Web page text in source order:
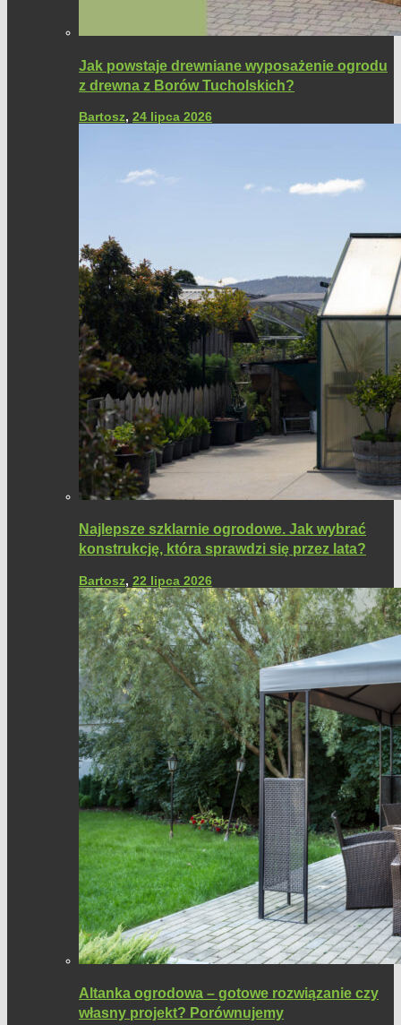
Jak powstaje drewniane wyposażenie ogrodu
z drewna z Borów Tucholskich?
Bartosz, 24 lipca 2026
Najlepsze szklarnie ogrodowe. Jak wybrać
konstrukcję, która sprawdzi się przez lata?
Bartosz, 22 lipca 2026
Altanka ogrodowa – gotowe rozwiązanie czy
własny projekt? Porównujemy